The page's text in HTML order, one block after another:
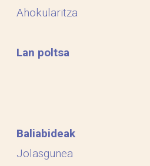
Ahokularitza
Lan poltsa
Baliabideak
Jolasgunea